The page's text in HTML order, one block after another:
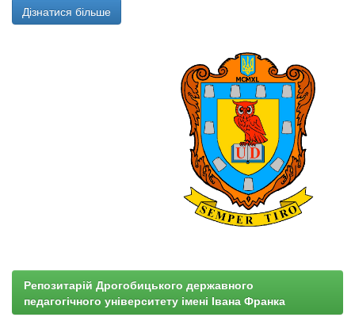
Дізнатися більше
Репозитарій Дрогобицького державного
педагогічного університету імені Івана Франка